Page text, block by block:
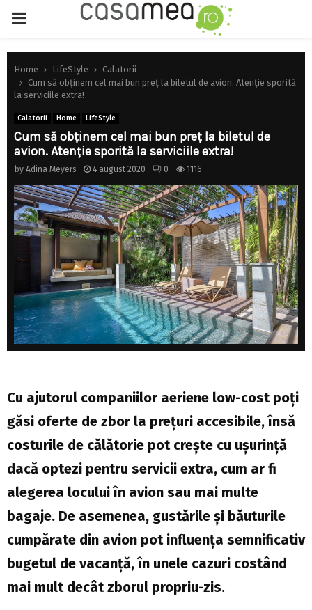
PRIMARY
MENU
Home LifeStyle
Calatorii
Cum să obținem cel mai bun preț la biletul de avion. Atenție sporită
la serviciile extra!
Calatorii Home LifeStyle
Cum să obținem cel mai bun preț la biletul de
avion. Atenție sporită la serviciile extra!
by Adina Meyers 4 august 2020 0 1116
Cu ajutorul companiilor aeriene low-cost poți
găsi oferte de zbor la prețuri accesibile, însă
costurile de călătorie pot crește cu ușurință
dacă optezi pentru servicii extra, cum ar fi
alegerea locului în avion sau mai multe
bagaje. De asemenea, gustările și băuturile
cumpărate din avion pot influența semnificativ
bugetul de vacanță, în unele cazuri costând
mai mult decât zborul propriu-zis.